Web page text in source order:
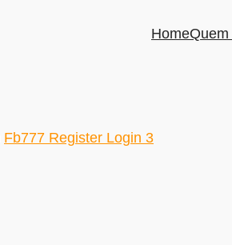
Home
Fb777 Register Login 3